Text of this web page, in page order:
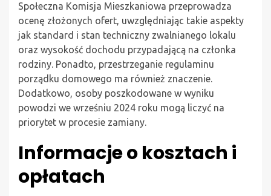
Społeczna Komisja Mieszkaniowa przeprowadza
ocenę złożonych ofert, uwzględniając takie aspekty
jak standard i stan techniczny zwalnianego lokalu
oraz wysokość dochodu przypadającą na członka
rodziny. Ponadto, przestrzeganie regulaminu
porządku domowego ma również znaczenie.
Dodatkowo, osoby poszkodowane w wyniku
powodzi we wrześniu 2024 roku mogą liczyć na
priorytet w procesie zamiany.
Informacje o kosztach i
opłatach